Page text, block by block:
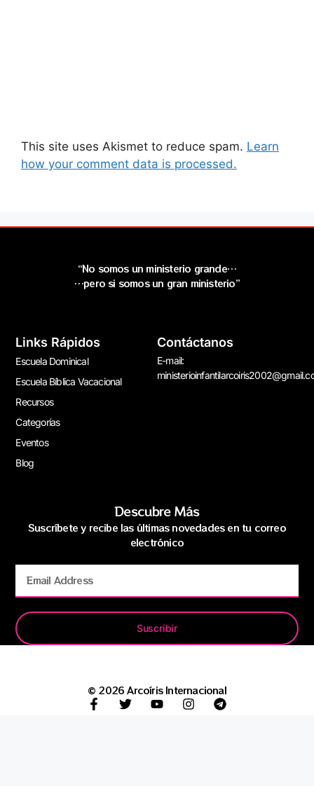
This site uses Akismet to reduce spam. Learn
how your comment data is processed.
“No somos un ministerio grande…
…pero si somos un gran ministerio”
Links Rápidos
Escuela Dominical
Escuela Bíblica Vacacional
Recursos
Categorías
Eventos
Blog
Contáctanos
E-mail:
Descubre Más
Suscríbete y recibe las últimas novedades en tu correo
electrónico
Suscribir
© 2026 Arcoíris Internacional